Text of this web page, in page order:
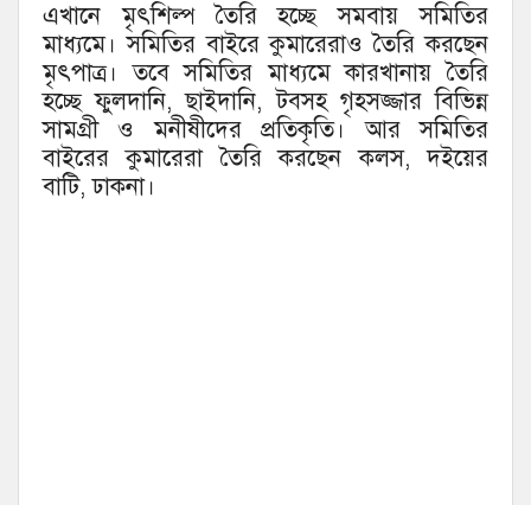
এখানে মৃৎশিল্প তৈরি হচ্ছে সমবায় সমিতির
মাধ্যমে। সমিতির বাইরে কুমারেরাও তৈরি করছেন
মৃৎপাত্র। তবে সমিতির মাধ্যমে কারখানায় তৈরি
হচ্ছে ফুলদানি, ছাইদানি, টবসহ গৃহসজ্জার বিভিন্ন
সামগ্রী ও মনীষীদের প্রতিকৃতি। আর সমিতির
বাইরের কুমারেরা তৈরি করছেন কলস, দইয়ের
বাটি, ঢাকনা।